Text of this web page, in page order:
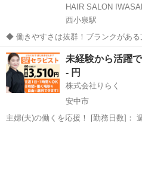
西小泉駅
◆ 働きやすさは抜群！ブランクがある方も復職！
利くため、自分のライフスタイルに
る方も分かりやすいレッスンで技術に
ューできます 働きやすさは抜群...
群馬 邑楽郡 西小泉駅 美容
未経験から活躍
- 円
株式会社りらく
安中市
主婦(夫)の働くを応援！ [勤務日数]： 週1日~